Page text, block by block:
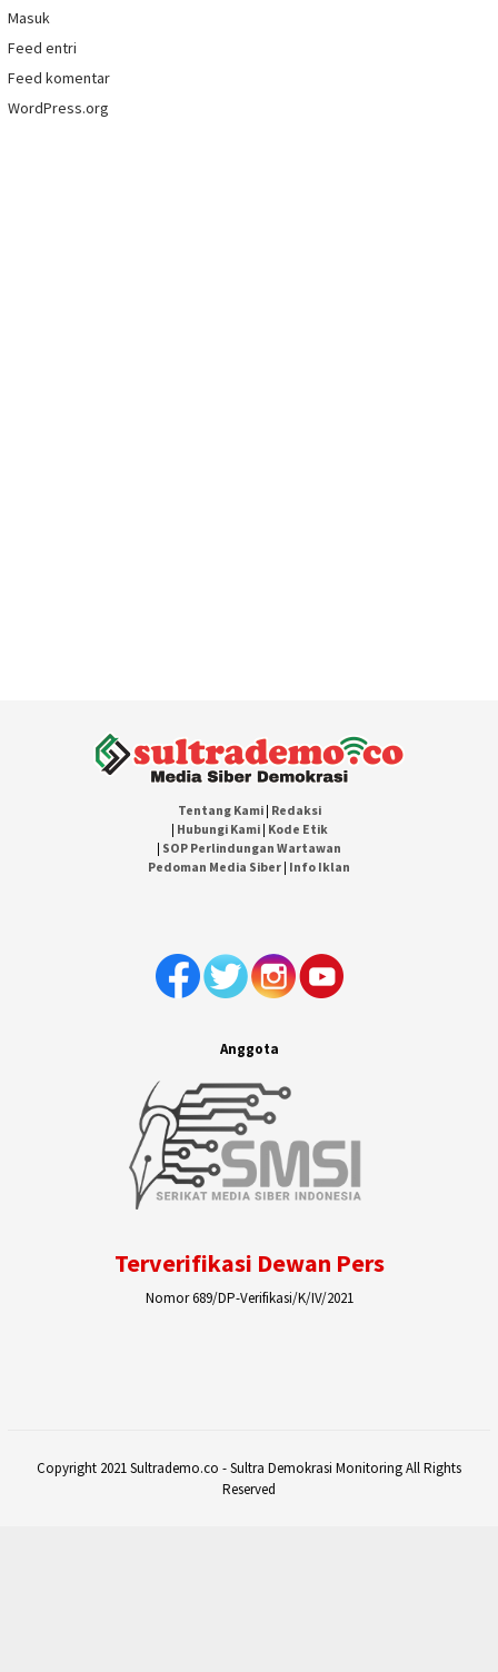
Masuk
Feed entri
Feed komentar
WordPress.org
Tentang Kami| Redaksi
| Hubungi Kami| Kode Etik
| SOP Perlindungan Wartawan
Pedoman Media Siber | Info Iklan
Anggota
Terverifikasi Dewan Pers
Nomor 689/DP-Verifikasi/K/IV/2021
Copyright 2021 Sultrademo.co - Sultra Demokrasi Monitoring All Rights
Reserved